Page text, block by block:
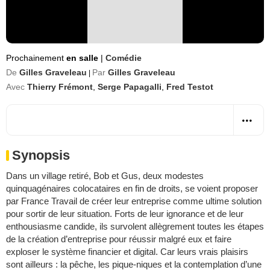
Prochainement en salle | Comédie
De Gilles Graveleau Par Gilles Graveleau
Avec Thierry Frémont Serge Papagalli Fred Testot
Synopsis
Dans un village retiré, Bob et Gus, deux modestes
quinquagénaires colocataires en fin de droits, se voient proposer
par France Travail de créer leur entreprise comme ultime solution
pour sortir de leur situation. Forts de leur ignorance et de leur
enthousiasme candide, ils survolent allègrement toutes les étapes
de la création d’entreprise pour réussir malgré eux et faire
exploser le système financier et digital. Car leurs vrais plaisirs
sont ailleurs : la pêche, les pique-niques et la contemplation d’une